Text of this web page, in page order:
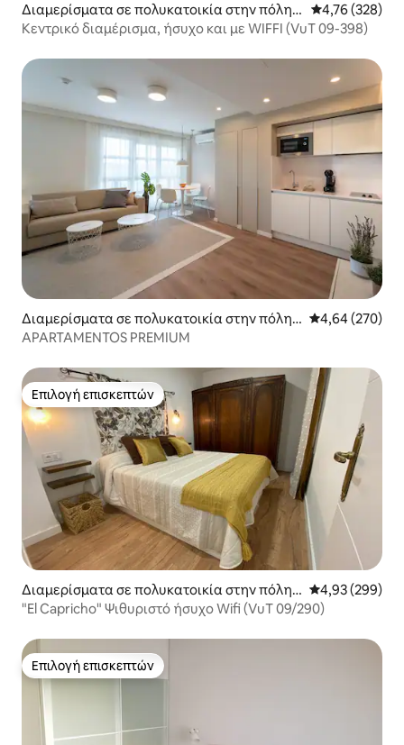
Διαμερίσματα σε πολυκατοικία στην πόλη B
urgos
Μέση
4,76 (328)
Κεντρικό διαμέρισμα, ήσυχο και με WIFFI (VuT 09-398)
Διαμερίσματα σε πολυκατοικία στην πόλη
Quintanadueñas
Μέση
4,64 (270)
APARTAMENTOS PREMIUM
Επιλογή επισκεπτών
Επιλογή επισκεπτών
Διαμερίσματα σε πολυκατοικία στην πόλη
Burgos
Μέση
4,93 (299)
"El Capricho" Ψιθυριστό ήσυχο Wifi (VuT 09/290)
Επιλογή επισκεπτών
Επιλογή επισκεπτών